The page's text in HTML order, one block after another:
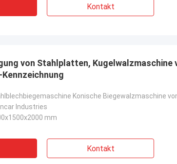
Kontakt
von Stahlplatten, Kugelwalzmaschine
Industries
mm
Kontakt